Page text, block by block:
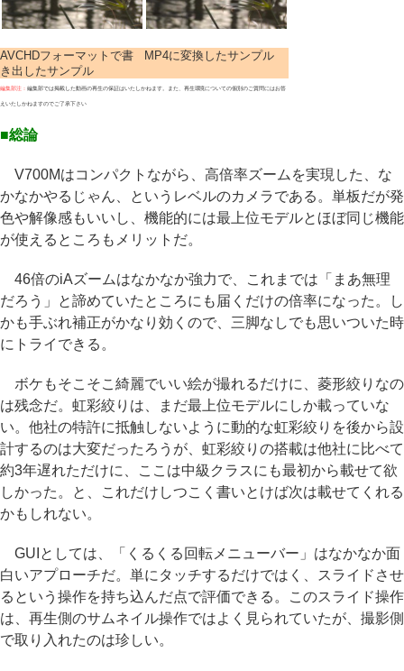
AVCHDフォーマットで書
き出したサンプル
MP4に変換したサンプル
編集部注： 編集部では掲載した動画の再生の保証はいたしかねます。また、再生環境についての個別のご質問にはお答
えいたしかねますのでご了承下さい
■総論
V700Mはコンパクトながら、高倍率ズームを実現した、な
かなかやるじゃん、というレベルのカメラである。単板だが発
色や解像感もいいし、機能的には最上位モデルとほぼ同じ機能
が使えるところもメリットだ。
46倍のiAズームはなかなか強力で、これまでは「まあ無理
だろう」と諦めていたところにも届くだけの倍率になった。し
かも手ぶれ補正がかなり効くので、三脚なしでも思いついた時
にトライできる。
ボケもそこそこ綺麗でいい絵が撮れるだけに、菱形絞りなの
は残念だ。虹彩絞りは、まだ最上位モデルにしか載っていな
い。他社の特許に抵触しないように動的な虹彩絞りを後から設
計するのは大変だったろうが、虹彩絞りの搭載は他社に比べて
約3年遅れただけに、ここは中級クラスにも最初から載せて欲
しかった。と、これだけしつこく書いとけば次は載せてくれる
かもしれない。
GUIとしては、「くるくる回転メニューバー」はなかなか面
白いアプローチだ。単にタッチするだけではく、スライドさせ
るという操作を持ち込んだ点で評価できる。このスライド操作
は、再生側のサムネイル操作ではよく見られていたが、撮影側
で取り入れたのは珍しい。